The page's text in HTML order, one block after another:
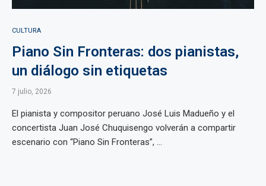
CULTURA
Piano Sin Fronteras: dos pianistas,
un diálogo sin etiquetas
7 julio, 2026
El pianista y compositor peruano José Luis Madueño y el
concertista Juan José Chuquisengo volverán a compartir
escenario con “Piano Sin Fronteras”, ...